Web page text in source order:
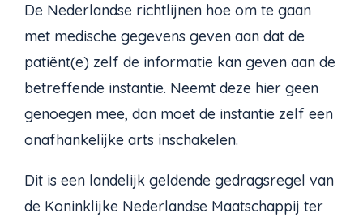
De Nederlandse richtlijnen hoe om te gaan
met medische gegevens geven aan dat de
patiënt(e) zelf de informatie kan geven aan de
betreffende instantie. Neemt deze hier geen
genoegen mee, dan moet de instantie zelf een
onafhankelijke arts inschakelen.
Dit is een landelijk geldende gedragsregel van
de Koninklijke Nederlandse Maatschappij ter